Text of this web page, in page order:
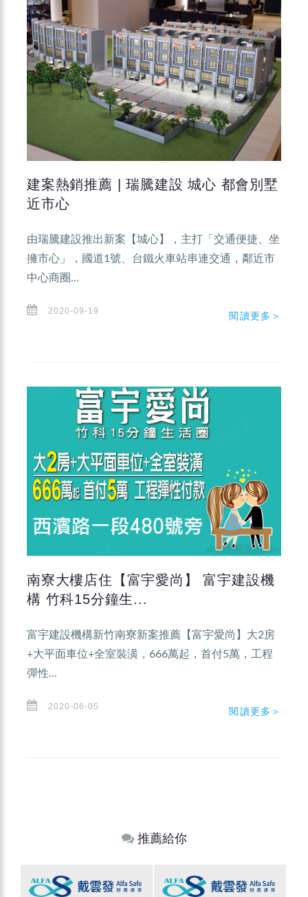
建案熱銷推薦 | 瑞騰建設 城心 都會別墅
近市心
由瑞騰建設推出新案【城心】，主打「交通便捷、坐
擁市心」，國道1號、台鐵火車站串連交通，鄰近市
中心商圈...
2020-09-19 閱讀更多＞
南寮大樓店住【富宇愛尚】 富宇建設機
構 竹科15分鐘生...
富宇建設機構新竹南寮新案推薦【富宇愛尚】大2房
+大平面車位+全室裝潢，666萬起，首付5萬，工程
彈性...
2020-06-05 閱讀更多＞
推薦給你